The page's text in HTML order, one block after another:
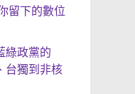
留下的數位
綠政黨的
台獨到非核